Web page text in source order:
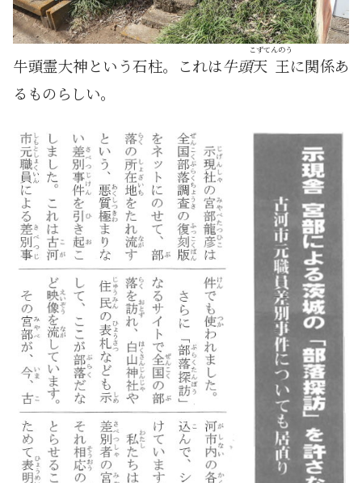
牛頭霊大神という石柱。これは牛頭天王
こずてんのう
に関係あ
るものらしい。